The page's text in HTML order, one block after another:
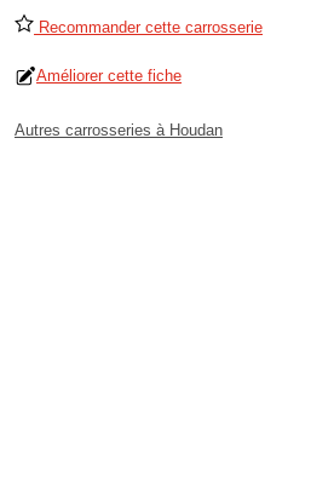
Recommander cette carrosserie
Améliorer cette fiche
Autres carrosseries à Houdan